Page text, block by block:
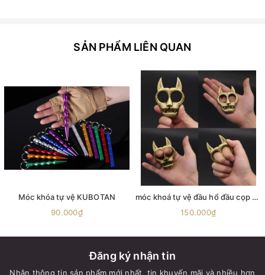
SẢN PHẨM LIÊN QUAN
Móc khóa tự vệ KUBOTAN
90.000₫
móc khoá tự vệ đầu hổ đầu cọp mặt hổ mặt cọp móc khoá hỗ trợ bảo hộ phụ kiện phòng thân đảm bảo an toàn cho bạn
150.000₫
Đăng ký nhận tin
Nhận thông tin sản phẩm mới nhất, tin khuyến mãi và nhiều hơn